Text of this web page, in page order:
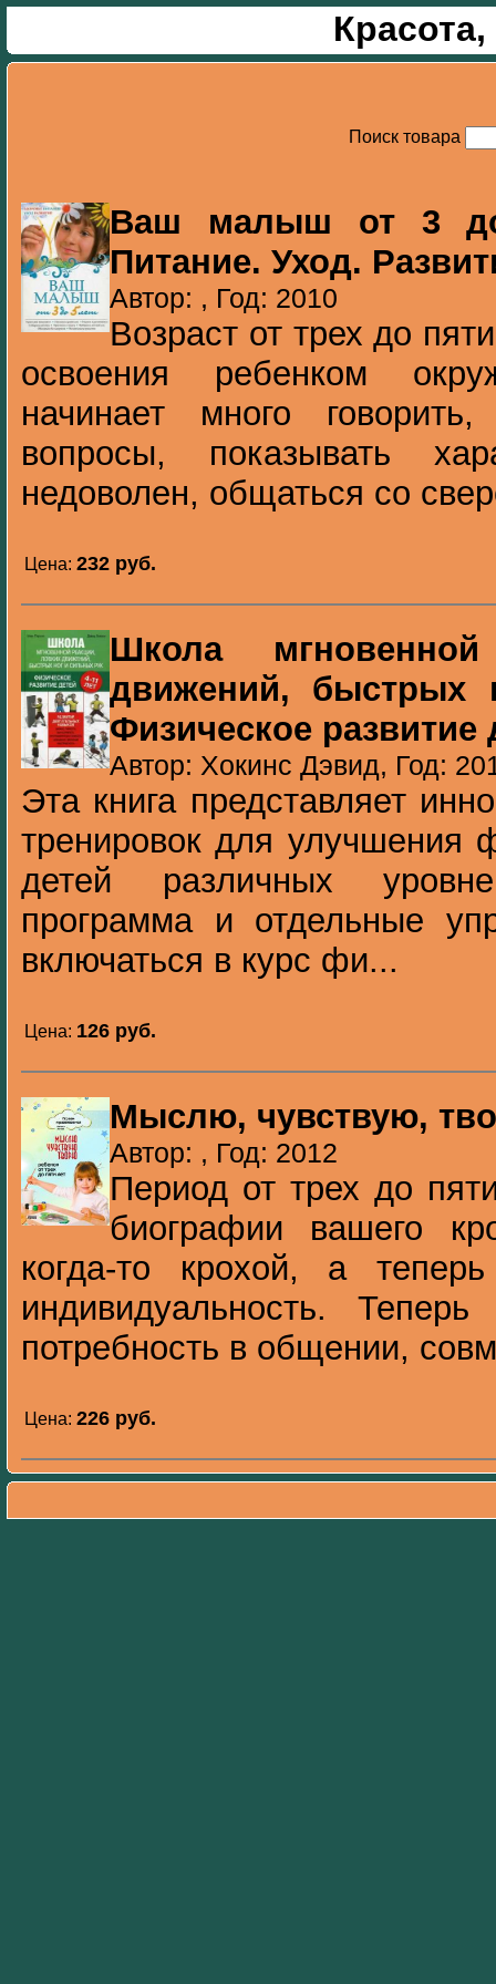
Поиск товара
Ваш малыш от 3
Питание. Уход.
Автор: , Год: 2010
Возраст от трех до
освоения ребенком
начинает много
вопросы, показывать
недоволен, общаться со
Цена: 232 pуб.
Школа
движений, быстрых
Физическое развитие
Автор: Хокинс Дэвид, Год:
Эта книга представляет
тренировок для улучшения
детей различных
программа и отдельные
включаться в курс фи...
Цена: 126 pуб.
Мыслю, чувствую,
Автор: , Год: 2012
Период от трех до
биографии вашего
когда-то крохой, а
индивидуальность.
потребность в общении,
Цена: 226 pуб.